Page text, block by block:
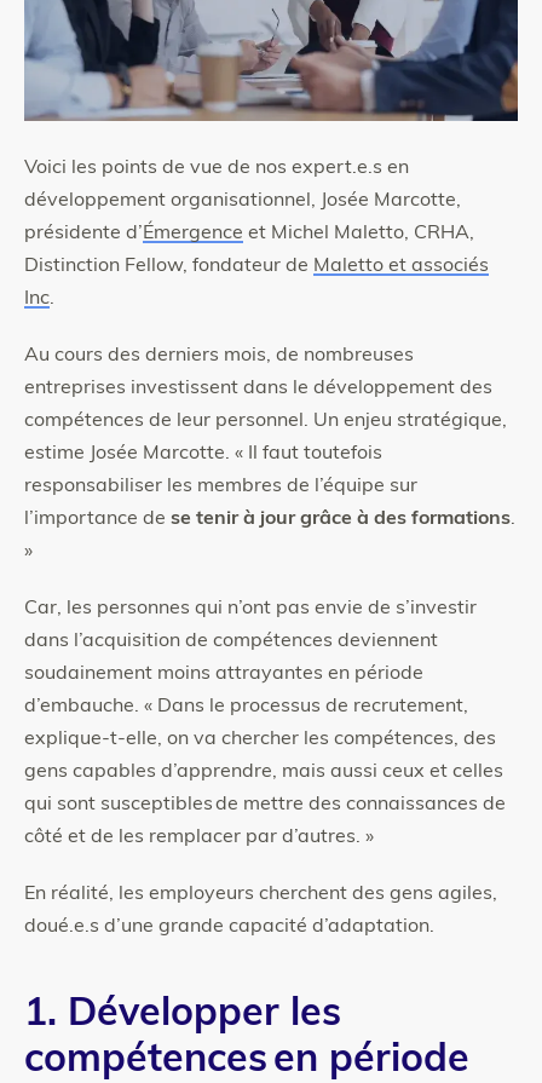
Voici les points de vue de nos expert.e.s en
développement organisationnel, Josée Marcotte,
présidente d’Émergence et Michel Maletto, CRHA,
Distinction Fellow, fondateur de Maletto et associés
Inc.
Au cours des derniers mois, de nombreuses
entreprises investissent dans le développement des
compétences de leur personnel. Un enjeu stratégique,
estime Josée Marcotte. « Il faut toutefois
responsabiliser les membres de l’équipe sur
l’importance de se tenir à jour grâce à des formations.
»
Car, les personnes qui n’ont pas envie de s’investir
dans l’acquisition de compétences deviennent
soudainement moins attrayantes en période
d’embauche. « Dans le processus de recrutement,
explique-t-elle, on va chercher les compétences, des
gens capables d’apprendre, mais aussi ceux et celles
qui sont susceptibles de mettre des connaissances de
côté et de les remplacer par d’autres. »
En réalité, les employeurs cherchent des gens agiles,
doué.e.s d’une grande capacité d’adaptation.
1. Développer les
compétences en période